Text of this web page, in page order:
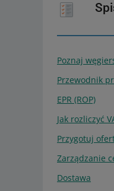
Poznaj
Przewodnik
EPR (ROP)
Jak rozliczyć
Przygotuj
Zarządzanie
Dostawa